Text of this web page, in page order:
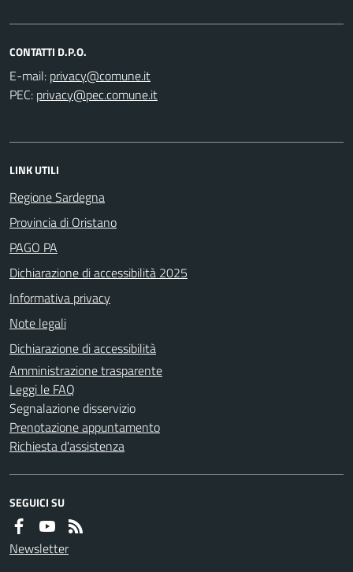
CONTATTI D.P.O.
E-mail:
PEC:
LINK UTILI
Regione Sardegna
Provincia di Oristano
PAGO PA
Dichiarazione di accessibilità 2025
Informativa privacy
Note legali
Dichiarazione di accessibilità
Amministrazione trasparente
Leggi le FAQ
Segnalazione disservizio
Prenotazione appuntamento
Richiesta d'assistenza
SEGUICI SU
Newsletter